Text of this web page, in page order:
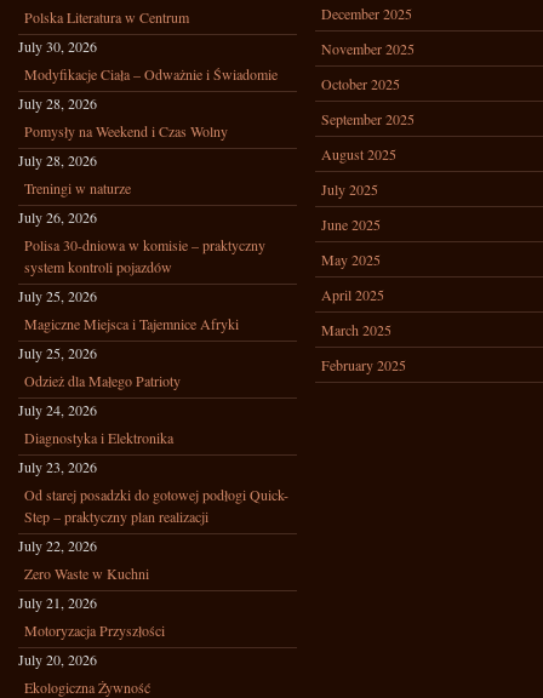
Polska Literatura w Centrum
July 30, 2026
Modyfikacje Ciała – Odważnie i Świadomie
July 28, 2026
Pomysły na Weekend i Czas Wolny
July 28, 2026
Treningi w naturze
July 26, 2026
Polisa 30-dniowa w komisie – praktyczny
system kontroli pojazdów
July 25, 2026
Magiczne Miejsca i Tajemnice Afryki
July 25, 2026
Odzież dla Małego Patrioty
July 24, 2026
Diagnostyka i Elektronika
July 23, 2026
Od starej posadzki do gotowej podłogi Quick-
Step – praktyczny plan realizacji
July 22, 2026
Zero Waste w Kuchni
July 21, 2026
Motoryzacja Przyszłości
July 20, 2026
Ekologiczna Żywność
December 2025
November 2025
October 2025
September 2025
August 2025
July 2025
June 2025
May 2025
April 2025
March 2025
February 2025